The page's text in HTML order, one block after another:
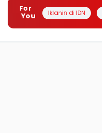
For
You
Iklanin di IDN